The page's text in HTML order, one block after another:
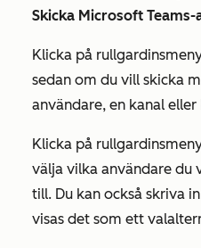
Skicka Microsoft
Klicka på
sedan om du vill skicka
användare, en kanal eller
Klicka på
välja vilka användare du
till. Du kan också skriva
visas det som ett